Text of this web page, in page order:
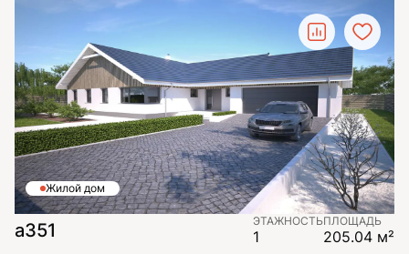
Жилой дом
а351 ЭТАЖНОСТЬ
1
ПЛОЩАДЬ
205.04 м²